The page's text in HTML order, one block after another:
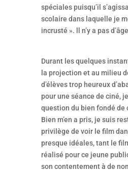
spéciales puisqu’il
scolaire dans laquelle je
incrusté ». ll n’y a pas
Durant les quelques
la projection et au milieu
d’élèves trop heureux
pour une séance de ciné,
question du bien fondé
Bien m’en a pris, je suis
privilège de voir le film
presque idéales, tant le
réalisé pour ce jeune
son contentement à de